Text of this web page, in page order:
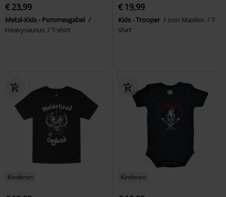
€ 23,99
Metal-Kids - Pommesgabel
Heavysaurus
T-shirt
€ 19,99
Kids - Trooper Iron Maiden
T-
shirt
Kinderen Kinderen